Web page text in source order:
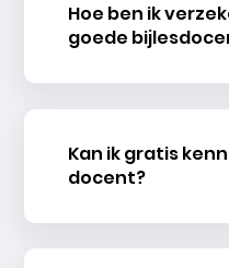
Hoe ben ik
goede
Kan ik gratis
docent?